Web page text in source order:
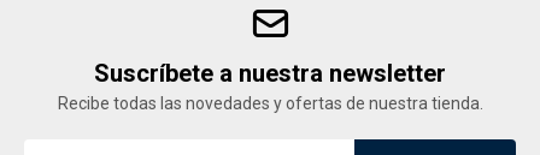
Suscríbete a nuestra newsletter
Recibe todas las novedades y ofertas de nuestra tienda.